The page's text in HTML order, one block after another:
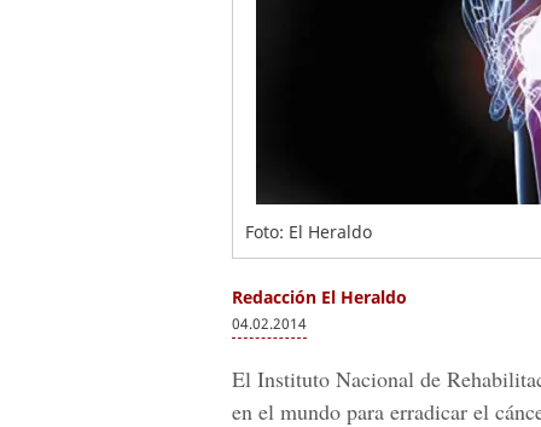
Foto: El Heraldo
Redacción El Heraldo
04.02.2014
El Instituto Nacional de
en el mundo para erradicar el